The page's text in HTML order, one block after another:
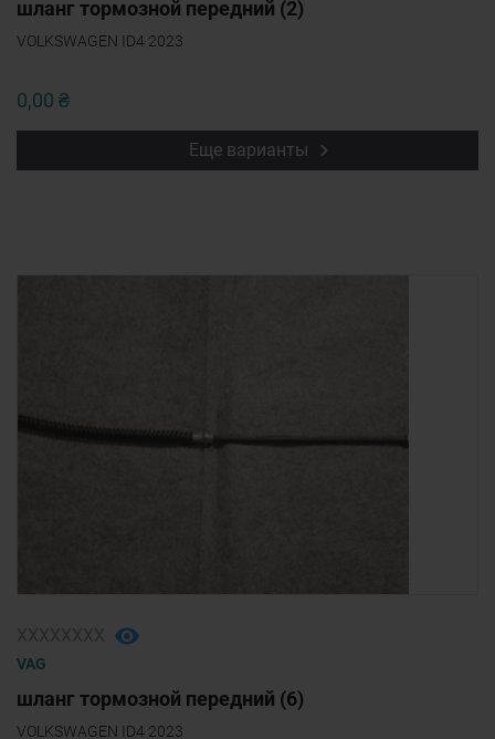
шланг тормозной передний (2)
VOLKSWAGEN ID4 2023
0,00 ₴
Еще варианты
VAG
шланг тормозной передний (6)
VOLKSWAGEN ID4 2023